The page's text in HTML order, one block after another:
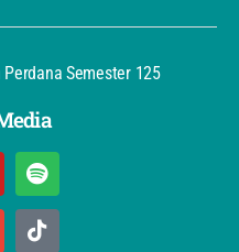
Semester 125